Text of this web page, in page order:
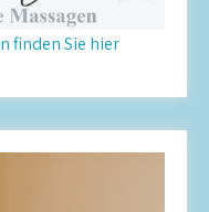
finden Sie hier